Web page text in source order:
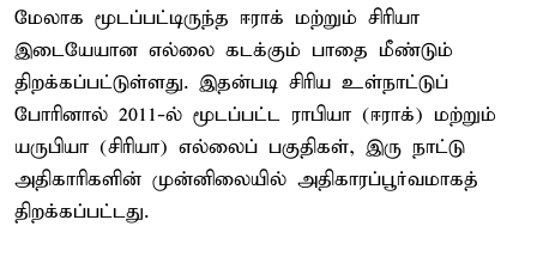
மேலாக மூடப்பட்டிருந்த ஈராக் மற்றும் சிரியா
இடையேயான எல்லை கடக்கும் பாதை மீண்டும்
திறக்கப்பட்டுள்ளது. இதன்படி சிரிய உள்நாட்டுப்
போரினால் 2011-ல் மூடப்பட்ட ராபியா (ஈராக்) மற்றும்
யருபியா (சிரியா) எல்லைப் பகுதிகள், இரு நாட்டு
அதிகாரிகளின் முன்னிலையில் அதிகாரப்பூர்வமாகத்
திறக்கப்பட்டது.